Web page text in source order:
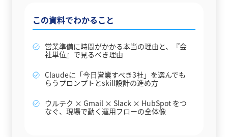
この資料でわかること
営業準備に時間がかかる本当の理由と、『会
社単位』で見るべき理由
Claudeに「今日営業すべき3社」を選んでも
らうプロンプトとskill設計の進め方
ウルテク × Gmail × Slack × HubSpot をつ
なぐ、現場で動く運用フローの全体像